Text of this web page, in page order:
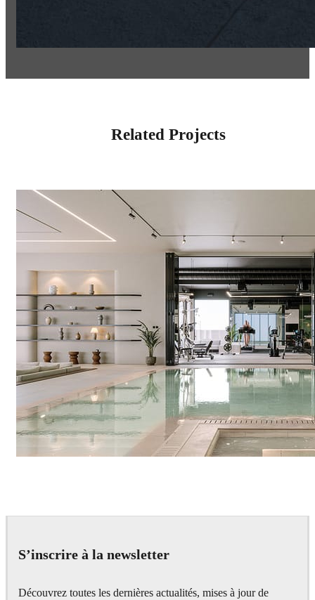
Related Projects
S’inscrire à la newsletter
Découvrez toutes les dernières actualités, mises à jour de